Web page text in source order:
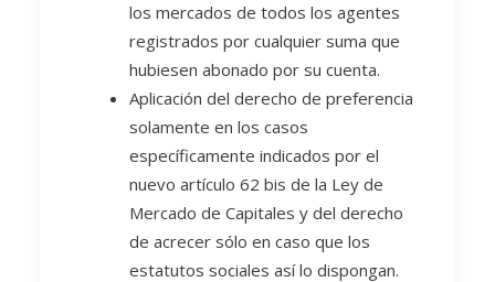
los mercados de todos los agentes
registrados por cualquier suma que
hubiesen abonado por su cuenta.
Aplicación del derecho de preferencia
solamente en los casos
específicamente indicados por el
nuevo artículo 62 bis de la Ley de
Mercado de Capitales y del derecho
de acrecer sólo en caso que los
estatutos sociales así lo dispongan.